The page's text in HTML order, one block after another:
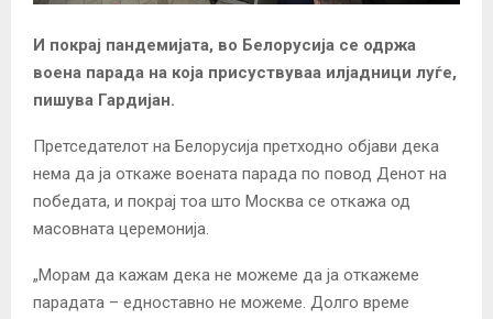
И покрај пандемијата, во Белорусија се одржа
воена парада на која присуствуваа илјадници луѓе,
пишува Гардијан.
Претседателот на Белорусија претходно објави дека
нема да ја откаже воената парада по повод Денот на
победата, и покрај тоа што Москва се откажа од
масовната церемонија.
„Морам да кажам дека не можеме да ја откажеме
парадата – едноставно не можеме. Долго време